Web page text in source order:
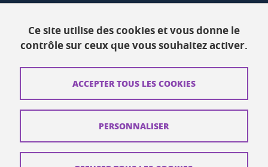
Ressources
Contacts
Plans d'accès
Mentions légales
Ce site utilise des cookies et vous donne le
contrôle sur ceux que vous souhaitez activer.
ACCEPTER TOUS LES COOKIES
PERSONNALISER